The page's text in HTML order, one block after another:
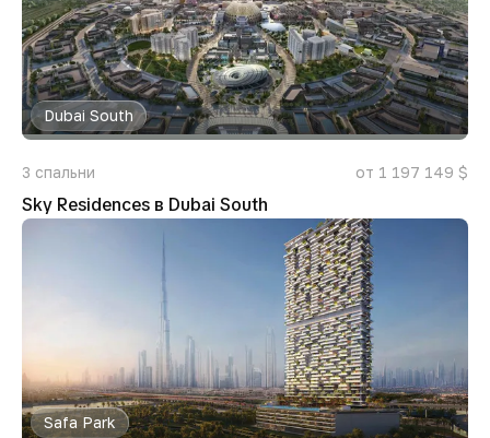
Dubai South
3 спальни от 1 197 149 $
Sky Residences в Dubai South
Safa Park